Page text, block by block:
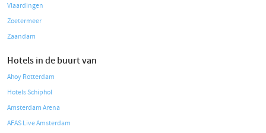
Vlaardingen
Zoetermeer
Zaandam
Hotels in de buurt van
Ahoy Rotterdam
Hotels Schiphol
Amsterdam Arena
AFAS Live Amsterdam